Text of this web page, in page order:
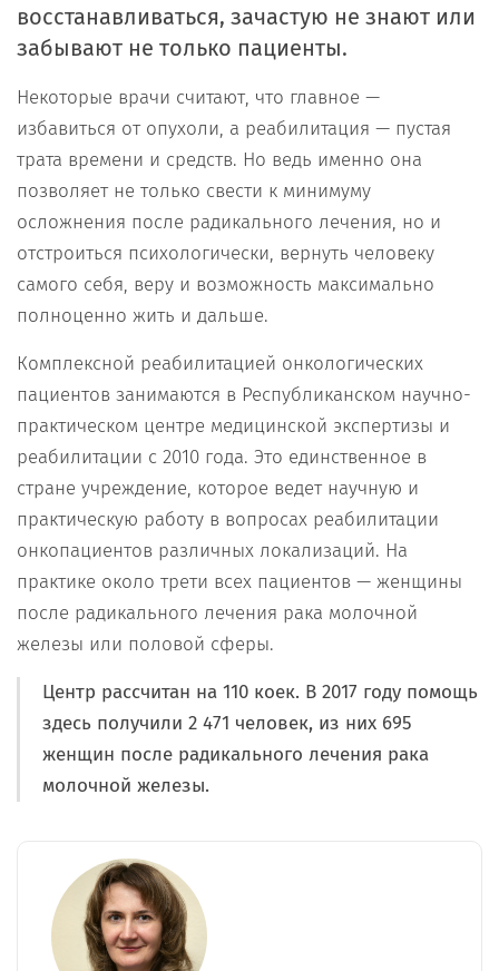
восстанавливаться, зачастую не знают или
забывают не только пациенты.
Некоторые врачи считают, что главное —
избавиться от опухоли, а реабилитация — пустая
трата времени и средств. Но ведь именно она
позволяет не только свести к минимуму
осложнения после радикального лечения, но и
отстроиться психологически, вернуть человеку
самого себя, веру и возможность максимально
полноценно жить и дальше.
Комплексной реабилитацией онкологических
пациентов занимаются в Республиканском научно-
практическом центре медицинской экспертизы и
реабилитации с 2010 года. Это единственное в
стране учреждение, которое ведет научную и
практическую работу в вопросах реабилитации
онкопациентов различных локализаций. На
практике около трети всех пациентов — женщины
после радикального лечения рака молочной
железы или половой сферы.
Центр рассчитан на 110 коек. В 2017 году помощь
здесь получили 2 471 человек, из них 695
женщин после радикального лечения рака
молочной железы.